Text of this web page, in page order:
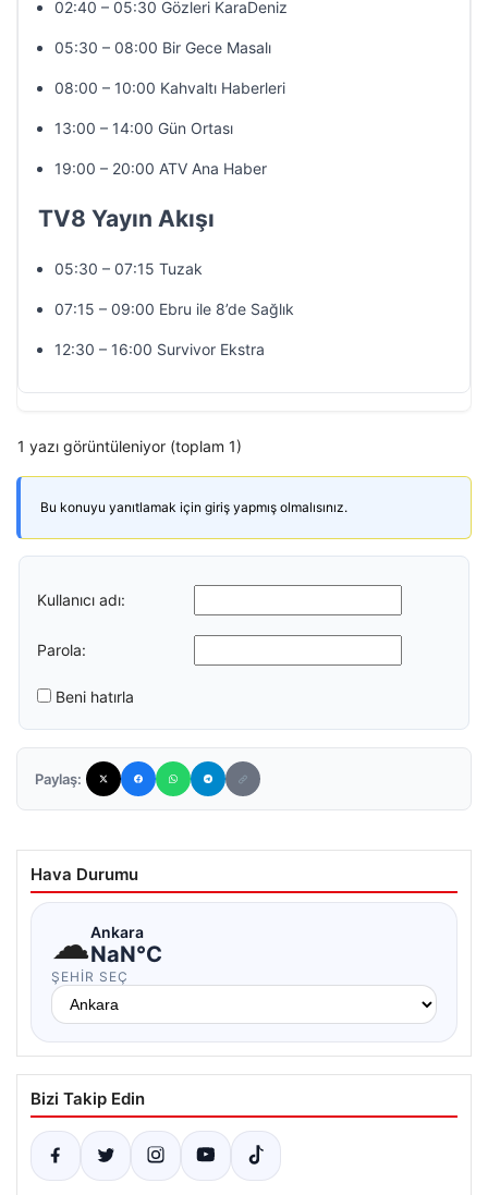
02:40 – 05:30 Gözleri KaraDeniz
05:30 – 08:00 Bir Gece Masalı
08:00 – 10:00 Kahvaltı Haberleri
13:00 – 14:00 Gün Ortası
19:00 – 20:00 ATV Ana Haber
TV8 Yayın Akışı
05:30 – 07:15 Tuzak
07:15 – 09:00 Ebru ile 8’de Sağlık
12:30 – 16:00 Survivor Ekstra
1 yazı görüntüleniyor (toplam 1)
Bu konuyu yanıtlamak için giriş yapmış olmalısınız.
Kullanıcı adı:
Parola:
Beni hatırla
Paylaş:
Hava Durumu
☁Ankara
NaN°C
ŞEHIR SEÇ
Bizi Takip Edin